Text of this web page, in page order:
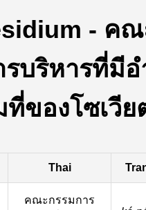
- คณ
รบริหารที่มี
ที่ของโซเวีย
Thai
คณะกรรมการ